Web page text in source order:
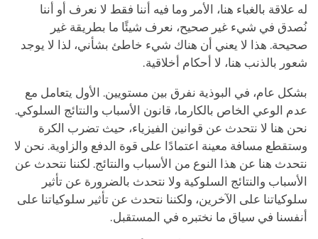
له علاقة بالغباء هنا، الأمر وما فيه أننا فقط لا نعرف أو أننا
نُصدق في شيء غير صحيح، نعرف شيئًا ما بطريقة غير
صحيحة. هذا لا يعني أن هناك شيء خاطئ بشأني، لذا لا يوجد
شعور بالذنب هنا، لا أحكام أخلاقية.
بشكل عام، في البوذية نفرق بين مستويين. الأول يتعامل مع
عدم الوعي الخاص بالكارما، قانون الأسباب والنتائج السلوكي.
نحن هنا لا نتحدث عن قوانين الفيزياء، حيث تضرب الكرة
وستقطع مسافة معينة اعتمادًا على قوة الدفع والزاوية. نحن لا
نتحدث هنا عن هذا النوع من الأسباب والنتائج. لكننا نتحدث عن
الأسباب والنتائج السلوكية ولا نتحدث بالضرورة عن تأثير
سلوكياتنا على الآخرين، ولكننا نتحدث عن تأثير سلوكياتنا على
أنفسنا في سياق ما نختبره في المستقبل.